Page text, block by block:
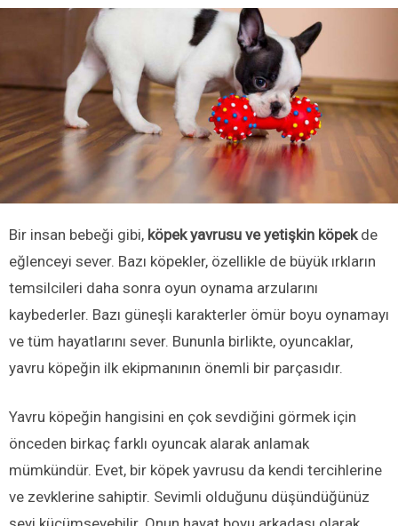
Bir insan bebeği gibi, köpek yavrusu ve yetişkin köpekde
eğlenceyi sever. Bazı köpekler, özellikle de büyük ırkların
temsilcileri daha sonra oyun oynama arzularını
kaybederler. Bazı güneşli karakterler ömür boyu oynamayı
ve tüm hayatlarını sever. Bununla birlikte, oyuncaklar,
yavru köpeğin ilk ekipmanının önemli bir parçasıdır.
Yavru köpeğin hangisini en çok sevdiğini görmek için
önceden birkaç farklı oyuncak alarak anlamak
mümkündür. Evet, bir köpek yavrusu da kendi tercihlerine
ve zevklerine sahiptir. Sevimli olduğunu düşündüğünüz